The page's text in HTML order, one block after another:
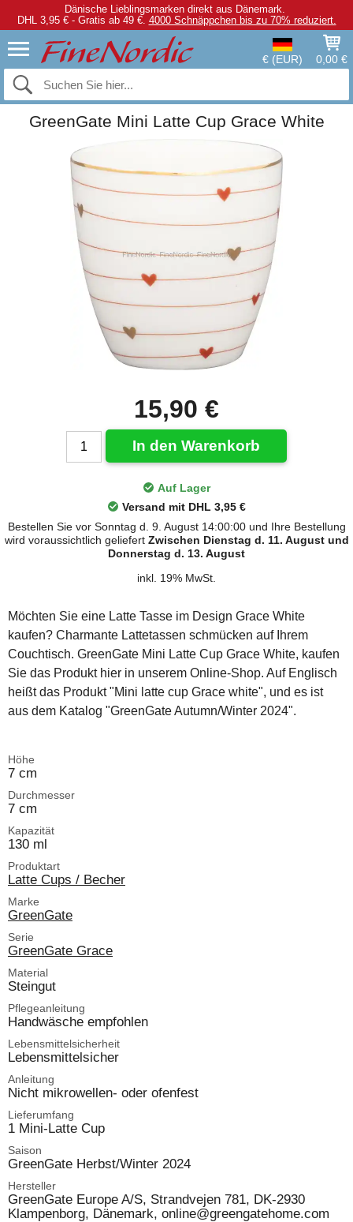
Dänische Lieblingsmarken direkt aus Dänemark.
DHL 3,95 € - Gratis ab 49 €. 4000 Schnäppchen bis zu 70% reduziert.
€ (EUR) 0,00 €
GreenGate Mini Latte Cup Grace White
15,90 €
In den Warenkorb
Auf Lager
Versand mit DHL 3,95 €
Bestellen Sie vor Sonntag d. 9. August 14:00:00 und Ihre Bestellung
wird voraussichtlich geliefert Zwischen Dienstag d. 11. August und
Donnerstag d. 13. August
inkl. 19% MwSt.
Möchten Sie eine Latte Tasse im Design Grace White
kaufen? Charmante Lattetassen schmücken auf Ihrem
Couchtisch. GreenGate Mini Latte Cup Grace White, kaufen
Sie das Produkt hier in unserem Online-Shop. Auf Englisch
heißt das Produkt "Mini latte cup Grace white", und es ist
aus dem Katalog "GreenGate Autumn/Winter 2024".
Höhe
7 cm
Durchmesser
7 cm
Kapazität
130 ml
Produktart
Latte Cups / Becher
Marke
GreenGate
Serie
GreenGate Grace
Material
Steingut
Pflegeanleitung
Handwäsche empfohlen
Lebensmittelsicherheit
Lebensmittelsicher
Anleitung
Nicht mikrowellen- oder ofenfest
Lieferumfang
1 Mini-Latte Cup
Saison
GreenGate Herbst/Winter 2024
Hersteller
GreenGate Europe A/S, Strandvejen 781, DK-2930
Klampenborg, Dänemark, online@greengatehome.com